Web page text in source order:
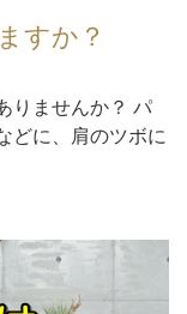
すか？
りませんか？ パ
どに、肩のツボに